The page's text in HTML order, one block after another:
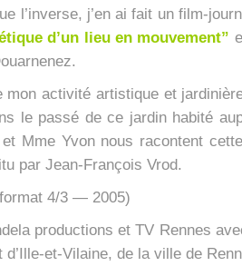
l’in­verse, j’en ai fait un film-
d’un lieu en mou­ve­ment”
mon acti­vi­té artis­tique et
le pas­sé de ce jar­din habi­té
Mme Yvon nous racontent
par Jean-Fran­çois Vrod.
4/3 — 2005)
pro­duc­tions et TV Rennes
d’Ille-et-Vilaine, de la ville de